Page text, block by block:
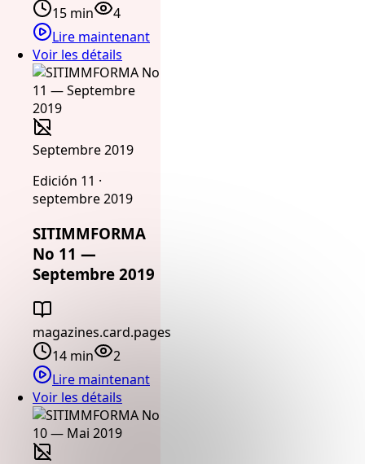
15 min
4
Lire maintenant
Voir les détails
Septembre 2019
Edición 11 ·
septembre 2019
SITIMMFORMA
No 11 —
Septembre 2019
magazines.card.pages
14 min
2
Lire maintenant
Voir les détails